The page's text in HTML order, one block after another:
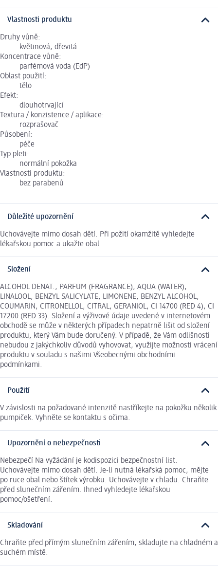
Vlastnosti produktu
Druhy vůně:
květinová, dřevitá
Koncentrace vůně:
parfémová voda (EdP)
Oblast použití:
tělo
Efekt:
dlouhotrvající
Textura / konzistence / aplikace:
rozprašovač
Působení:
péče
Typ pleti:
normální pokožka
Vlastnosti produktu:
bez parabenů
Důležité upozornění
Uchovávejte mimo dosah dětí. Při požití okamžitě vyhledejte
lékařskou pomoc a ukažte obal.
Složení
ALCOHOL DENAT., PARFUM (FRAGRANCE), AQUA (WATER),
LINALOOL, BENZYL SALICYLATE, LIMONENE, BENZYL ALCOHOL,
COUMARIN, CITRONELLOL, CITRAL, GERANIOL, CI 14700 (RED 4), CI
17200 (RED 33). Složení a výživové údaje uvedené v internetovém
obchodě se může v některých případech nepatrně lišit od složení
produktu, který Vám bude doručený. V případě, že Vám odlišnosti
nebudou z jakýchkoliv důvodů vyhovovat, využijte možnosti vrácení
produktu v souladu s našimi Všeobecnými obchodními
podmínkami.
Použití
V závislosti na požadované intenzitě nastříkejte na pokožku několik
pumpiček. Vyhněte se kontaktu s očima.
Upozornění o nebezpečnosti
Nebezpečí Na vyžádání je kodispozici bezpečnostní list.
Uchovávejte mimo dosah dětí. Je-li nutná lékařská pomoc, mějte
po ruce obal nebo štítek výrobku. Uchovávejte v chladu. Chraňte
před slunečním zářením. Ihned vyhledejte lékařskou
pomoc/ošetření.
Skladování
Chraňte před přímým slunečním zářením, skladujte na chladném a
suchém místě.